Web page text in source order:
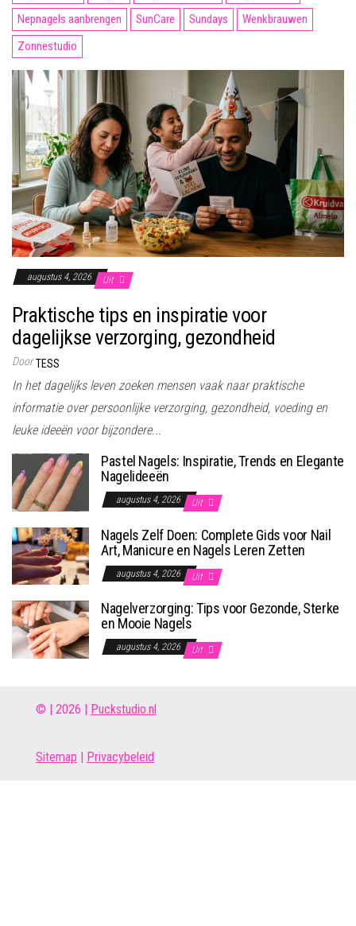
Nepnagels aanbrengen
SunCare Sundays
Wenkbrauwen
Zonnestudio
augustus 4, 2026 Uit
Praktische tips en inspiratie voor
dagelijkse verzorging, gezondheid
Door TESS
In het dagelijks leven zoeken mensen vaak naar praktische
informatie over persoonlijke verzorging, gezondheid, voeding en
leuke ideeën voor bijzondere...
Pastel Nagels: Inspiratie, Trends en Elegante
Nagelideeën
augustus 4, 2026 Uit
Nagels Zelf Doen: Complete Gids voor Nail
Art, Manicure en Nagels Leren Zetten
augustus 4, 2026 Uit
Nagelverzorging: Tips voor Gezonde, Sterke
en Mooie Nagels
augustus 4, 2026 Uit
© | 2026 | Puckstudio.nl
Sitemap Privacybeleid